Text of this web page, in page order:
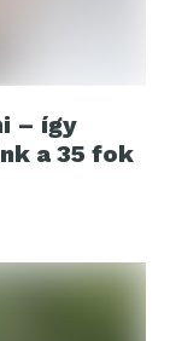
– így
a 35 fok